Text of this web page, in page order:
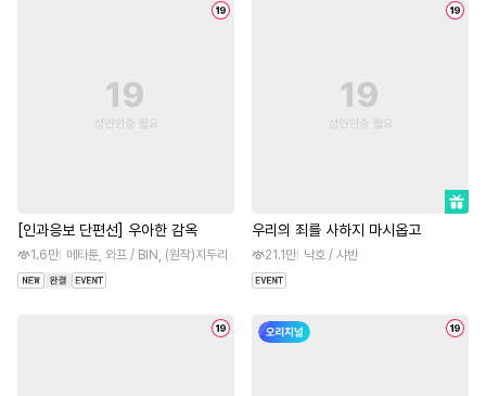
[인과응보 단편선] 우아한 감옥
1.6만 메타툰, 와프 / BIN, (원작)지두리
우리의 죄를 사하지 마시옵고
21.1만 낙호 / 샤반